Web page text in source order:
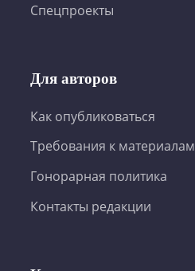
Спецпроекты
Для авторов
Как опубликоваться
Требования к материалам
Гонорарная политика
Контакты редакции